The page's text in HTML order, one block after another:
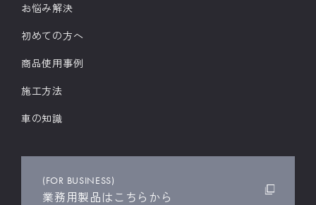
(FOR BUSINESS)
業務用製品はこちらから
お悩み解決
初めての方へ
商品使用事例
施工方法
車の知識